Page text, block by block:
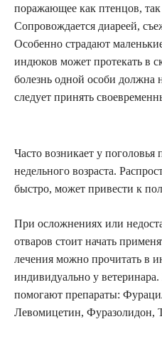
поражающее как птенцов,
Сопровождается диареей,
Особенно страдают
индюков может протекать в
болезнь одной особи должна
следует принять
Часто возникает у
недельного возраста.
быстро, может привести к
При осложнениях или
отваров стоит начать
лечения можно прочитать в
индивидуально у
помогают препараты:
Левомицетин, Фуразолидон,